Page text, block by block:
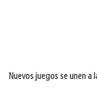
Nuevos juegos se unen